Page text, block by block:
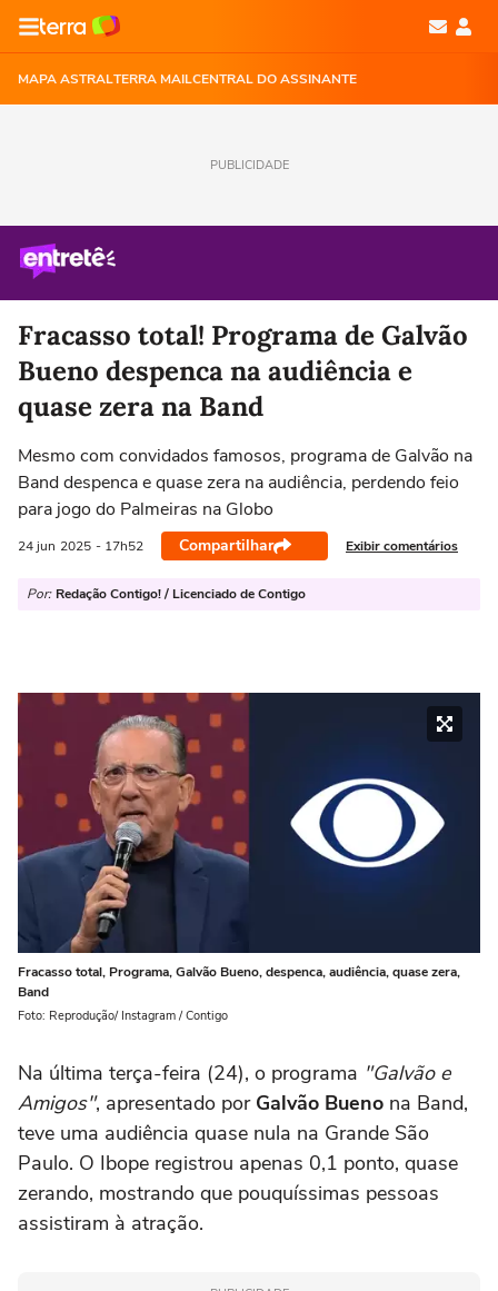
MAPA ASTRALTERRA MAILCENTRAL DO ASSINANTE
PUBLICIDADE
Fracasso total! Programa de Galvão
Bueno despenca na audiência e
quase zera na Band
Mesmo com convidados famosos, programa de Galvão na
Band despenca e quase zera na audiência, perdendo feio
para jogo do Palmeiras na Globo
24 jun 2025 - 17h52 Compartilhar Exibir comentários
Por: Redação Contigo! / Licenciado de Contigo
Fracasso total, Programa, Galvão Bueno, despenca, audiência, quase zera,
Band
Foto: Reprodução/ Instagram / Contigo
Na última terça-feira (24), o programa "Galvão e
Amigos", apresentado por Galvão Bueno na Band,
teve uma audiência quase nula na Grande São
Paulo. O Ibope registrou apenas 0,1 ponto, quase
zerando, mostrando que pouquíssimas pessoas
assistiram à atração.